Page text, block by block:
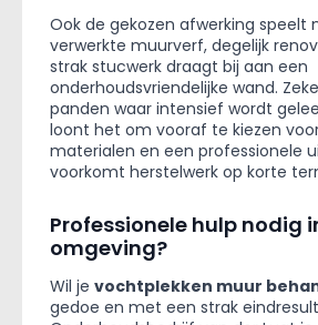
Ook de gekozen afwerking speelt
verwerkte muurverf, degelijk
strak stucwerk draagt bij aan een
onderhoudsvriendelijke wand.
panden waar intensief wordt
loont het om vooraf te kiezen
materialen en een professionele
voorkomt herstelwerk op korte
Professionele hulp nodig
omgeving?
Wil je vochtplekken muur
gedoe en met een strak